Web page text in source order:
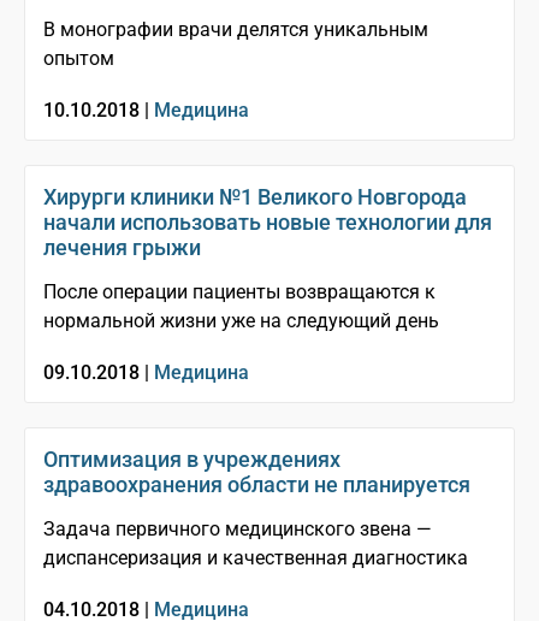
В монографии врачи делятся уникальным
опытом
10.10.2018 | Медицина
Хирурги клиники №1 Великого Новгорода
начали использовать новые технологии для
лечения грыжи
После операции пациенты возвращаются к
нормальной жизни уже на следующий день
09.10.2018 | Медицина
Оптимизация в учреждениях
здравоохранения области не планируется
Задача первичного медицинского звена —
диспансеризация и качественная диагностика
04.10.2018 | Медицина